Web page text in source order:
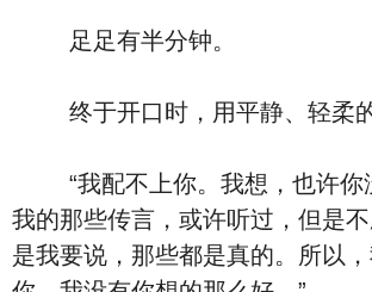
足足有半分钟。
终于开口时，用平静、轻柔的
“我配不上你。我想，也许你
我的那些传言，或许听过，但是
是我要说，那些都是真的。所以